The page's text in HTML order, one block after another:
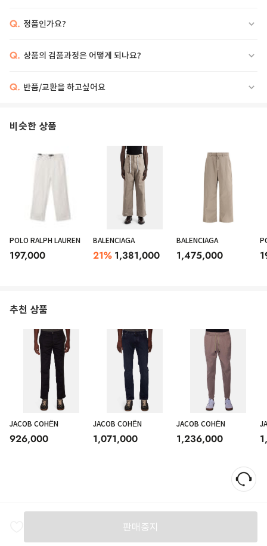
Q. 정품인가요?
Q. 상품의 검품과정은 어떻게 되나요?
Q. 반품/교환을 하고싶어요
비슷한 상품
POLO RALPH LAUREN
197,000
BALENCIAGA
21% 1,381,000
BALENCIAGA
1,475,000
추천 상품
JACOB COHËN
926,000
JACOB COHËN
1,071,000
JACOB COHËN
1,236,000
판매중지